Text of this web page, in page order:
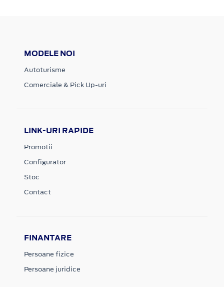
MODELE NOI
Autoturisme
Comerciale & Pick Up-uri
LINK-URI RAPIDE
Promotii
Configurator
Stoc
Contact
FINANTARE
Persoane fizice
Persoane juridice